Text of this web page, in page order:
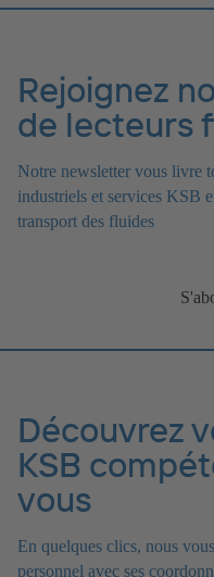
Rejoignez
de lecteurs
Notre newsletter vous livre
industriels et services KSB
transport des fluides
Découvrez
KSB
vous
En quelques clics, nous
personnel avec ses